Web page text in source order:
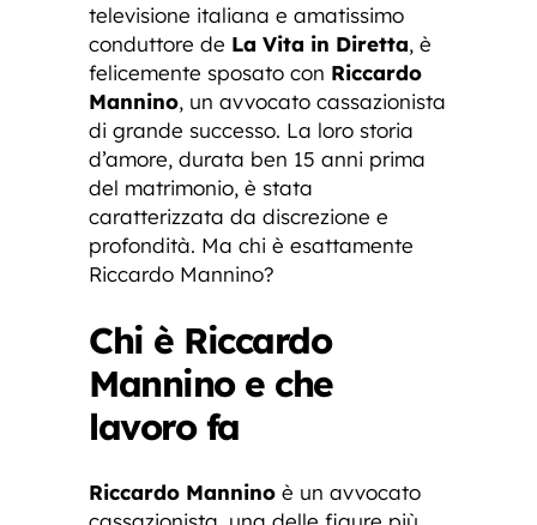
televisione italiana e amatissimo
conduttore de La Vita in Diretta, è
felicemente sposato con Riccardo
Mannino, un avvocato cassazionista
di grande successo. La loro storia
d’amore, durata ben 15 anni prima
del matrimonio, è stata
caratterizzata da discrezione e
profondità. Ma chi è esattamente
Riccardo Mannino?
Chi è Riccardo
Mannino e che
lavoro fa
Riccardo Mannino è un avvocato